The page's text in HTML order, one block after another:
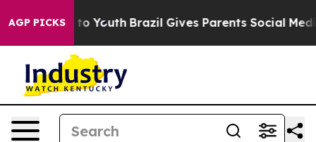
AGP PICKS
Harms to Youth Brazil Gives Parents Social Media